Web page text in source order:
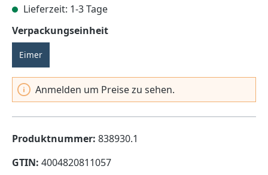
Lieferzeit: 1-3 Tage
Verpackungseinheitauswählen
Eimer
Anmelden um Preise zu sehen.
Produktnummer: 838930.1
GTIN: 4004820811057